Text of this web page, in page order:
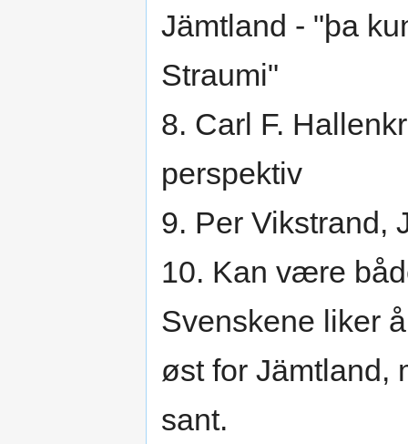
Jämtland - "þa
Straumi"
8. Carl F.
perspektiv
9. Per Vikstrand,
10. Kan være
Svenskene liker
øst for Jämtland,
sant.